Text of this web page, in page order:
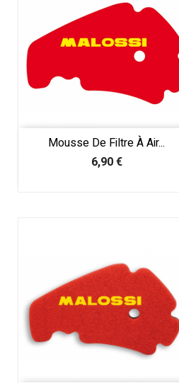
Mousse De Filtre À Air...
Prix
6,90 €